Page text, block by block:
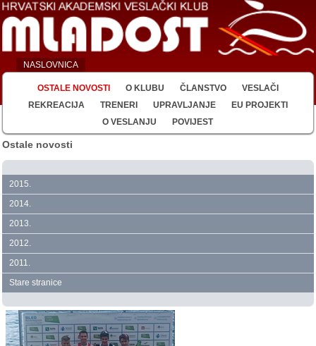
NASLOVNICA
OSTALE NOVOSTI O KLUBU ČLANSTVO
VESLAČI
REKREACIJA
TRENERI UPRAVLJANJE
EU PROJEKTI
O VESLANJU
POVIJEST
Ostale novosti
2015.
2014.
2013.
2012.
2011.
Stare stranice